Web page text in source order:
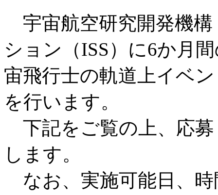
宇宙航空研究開発機構
ション（ISS）に6か月
宙飛行士の軌道上イベ
を行います。
下記をご覧の上、応
します。
なお、実施可能日、時